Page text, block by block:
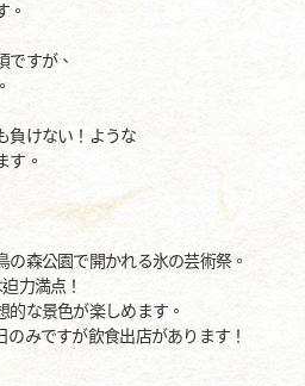
。
ですが、
負けない！ような
す。
森公園で開かれる氷の芸術祭。
力満点！
な景色が楽しめます。
みですが飲食出店があります！